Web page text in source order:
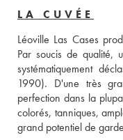
LA CUVÉE
Léoville Las Cases
Par soucis de qualité,
systématiquement
1990). D'une très
perfection dans la
colorés, tanniques,
grand potentiel de